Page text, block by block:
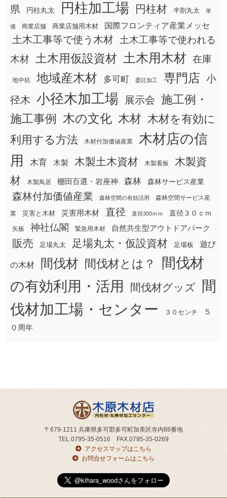
県
円柱丸太 円柱加工場 円柱材 半割丸太 単
価 商業店舗 商業店舗用木材 国際フロンティア産業メッセ
土木工事等で使う木材
土木工事等で使われる
木材
土木用仮設資材 土木用木材 在庫
地中杭 地域産木材 多可町 委託加工 専門店 小
径木 小径木加工場 展示会 施工例・
施工事例
木の文化 木材 木材を有効に
利用する方法
木材付加価値産業
木材店の信
用
木育 木製 木製土木資材 木製看板
木製資
材
木製鳥居 棚田百選・岩座神 森林 森林サービス産業
森林付加価値産業 森林空間の有効活用 森林空間サービス産
業 災害と木材 災害用木材 直径 直径300ｍｍ 直径３０ｃｍ
矢板 神社仏閣 緊急用木材 自然共生型アウトドアパーク
販売 足場丸太 足場丸太・仮設資材 足場板 遊び
の木材 間伐材 間伐材とは？
間伐材
の有効利用・活用
間伐材グッズ
間
伐材加工場・センター
３０センチ
５
０周年
〒679-1211 兵庫県多可郡多可町加美区寺内88番地
TEL.0795-35-0516 FAX.0795-35-0269
アクセスマップはこちら
お問合せフォームはこちら